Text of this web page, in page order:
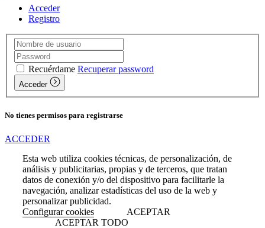
Acceder
Registro
Recuérdame Recuperar password
Acceder
No tienes permisos para registrarse
ACCEDER
Esta web utiliza cookies técnicas, de personalización, de
análisis y publicitarias, propias y de terceros, que tratan
datos de conexión y/o del dispositivo para facilitarle la
navegación, analizar estadísticas del uso de la web y
personalizar publicidad.
Configurar cookies
ACEPTAR
ACEPTAR TODO